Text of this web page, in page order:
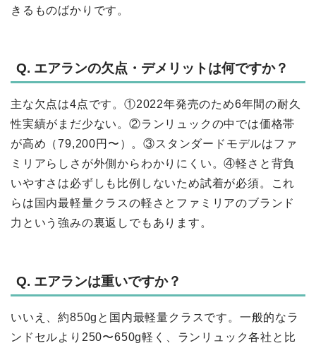
きるものばかりです。
Q. エアランの欠点・デメリットは何ですか？
主な欠点は4点です。①2022年発売のため6年間の耐久
性実績がまだ少ない。②ランリュックの中では価格帯
が高め（79,200円〜）。③スタンダードモデルはファ
ミリアらしさが外側からわかりにくい。④軽さと背負
いやすさは必ずしも比例しないため試着が必須。これ
らは国内最軽量クラスの軽さとファミリアのブランド
力という強みの裏返しでもあります。
Q. エアランは重いですか？
いいえ、約850gと国内最軽量クラスです。一般的なラ
ンドセルより250〜650g軽く、ランリュック各社と比